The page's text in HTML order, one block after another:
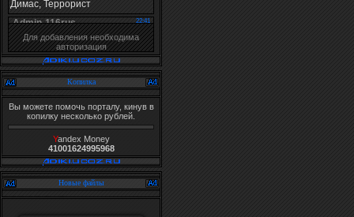
Для добавления необходима
авторизация
Копилка
Вы можете помочь порталу, кинув в
копилку несколько рублей.
Yandex Money
41001624995968
Новые файлы